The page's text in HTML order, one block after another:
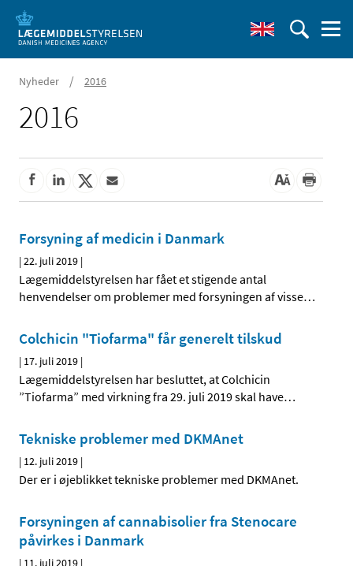
Nyheder / 2016
2016
Forsyning af medicin i Danmark
|22. juli 2019 |
Lægemiddelstyrelsen har fået et stigende antal
henvendelser om problemer med forsyningen af visse…
Colchicin "Tiofarma" får generelt tilskud
| 17. juli 2019 |
Lægemiddelstyrelsen har besluttet, at Colchicin
”Tiofarma” med virkning fra 29. juli 2019 skal have…
Tekniske problemer med DKMAnet
| 12. juli 2019 |
Der er i øjeblikket tekniske problemer med DKMAnet.
Forsyningen af cannabisolier fra Stenocare
påvirkes i Danmark
| 11. juli 2019 |